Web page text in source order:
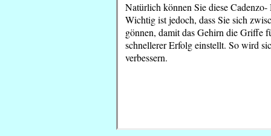
Natürlich können Sie diese
Wichtig ist jedoch, dass Sie sich
gönnen, damit das Gehirn die Griffe
schnellerer Erfolg einstellt. So wird
verbessern.